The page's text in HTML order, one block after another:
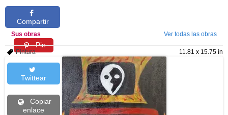
Compartir
Pin
Twittear
Copiar
enlace
Sus obras Ver todas las obras
11.81 x 15.75 in
Pintura